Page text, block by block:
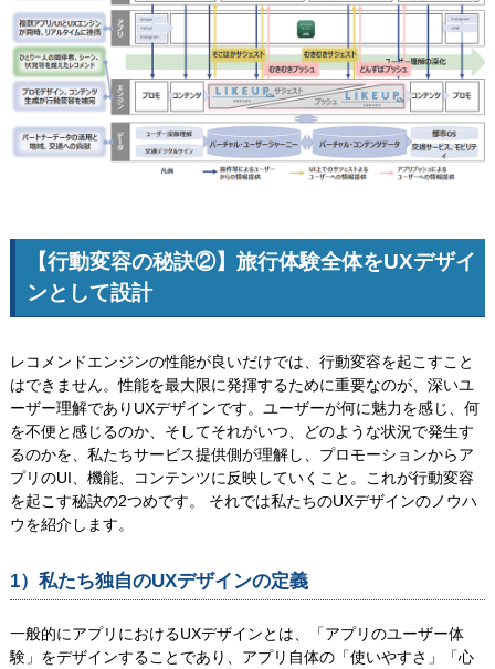
【行動変容の秘訣②】旅行体験全体をUXデザイ
ンとして設計
レコメンドエンジンの性能が良いだけでは、行動変容を起こすこと
はできません。性能を最大限に発揮するために重要なのが、深いユ
ーザー理解でありUXデザインです。ユーザーが何に魅力を感じ、何
を不便と感じるのか、そしてそれがいつ、どのような状況で発生す
るのかを、私たちサービス提供側が理解し、プロモーションからア
プリのUI、機能、コンテンツに反映していくこと。これが行動変容
を起こす秘訣の2つめです。 それでは私たちのUXデザインのノウハ
ウを紹介します。
1）私たち独自のUXデザインの定義
一般的にアプリにおけるUXデザインとは、「アプリのユーザー体
験」をデザインすることであり、アプリ自体の「使いやすさ」「心